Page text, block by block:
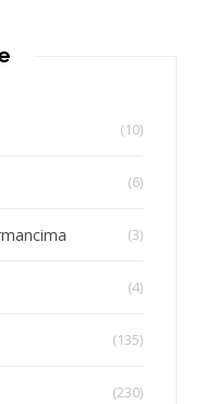
(10)
(6)
(3)
(4)
(135)
(230)